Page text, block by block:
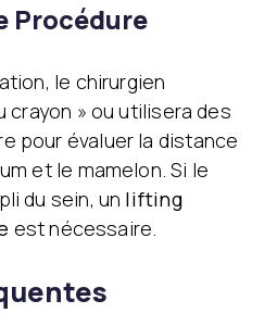
Procédure
le chirurgien
» ou utilisera des
pour évaluer la distance
et le mamelon. Si le
du sein, un lifting
est nécessaire.